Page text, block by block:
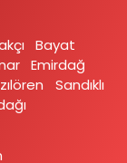
Bayat
Emirdağ‎
Sandıklı‎